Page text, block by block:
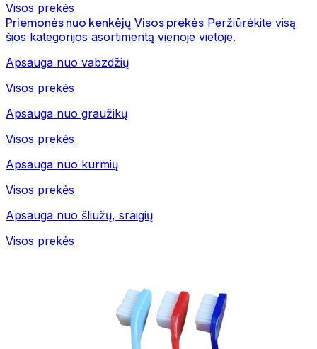
Visos prekės
Priemonės nuo kenkėjų Visos prekės Peržiūrėkite visą
šios kategorijos asortimentą vienoje vietoje.
Apsauga nuo vabzdžių
Visos prekės
Apsauga nuo graužikų
Visos prekės
Apsauga nuo kurmių
Visos prekės
Apsauga nuo šliužų, sraigių
Visos prekės